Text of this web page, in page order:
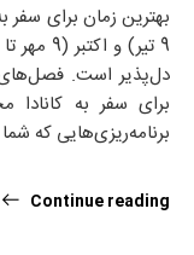
برای سفر به
برنامه‌ریزی‌هایی که
Continue reading